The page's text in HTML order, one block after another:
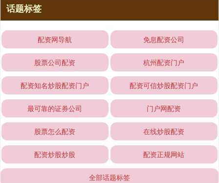
话题标签
配资网导航 免息配资公司
股票公司配资 杭州配资门户
配资知名炒股配资门户 配资可信炒股配资门户
最可靠的证券公司 门户网配资
股票怎么配资 在线炒股配资
配资炒股炒股 配资正规网站
全部话题标签